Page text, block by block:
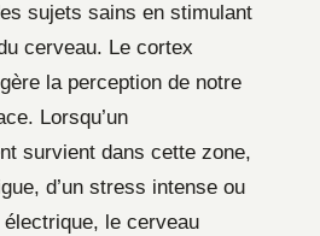
sujets sains en stimulant
cerveau. Le cortex
la perception de notre
Lorsqu’un
survient dans cette zone,
d’un stress intense ou
électrique, le cerveau